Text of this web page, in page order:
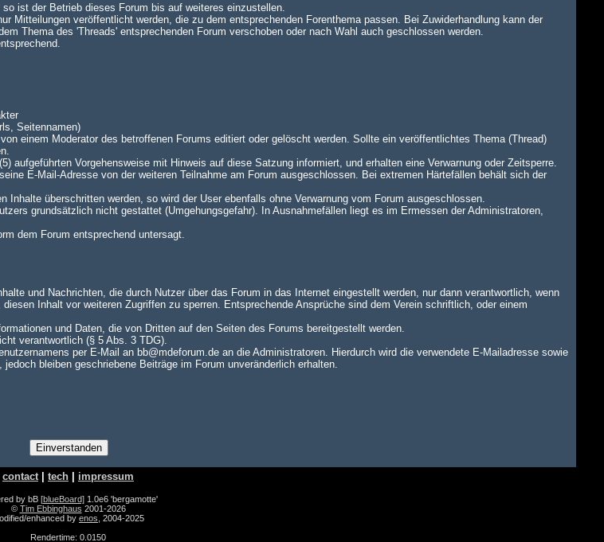
ist der Betrieb dieses Forum bis auf weiteres einzustellen.
Mitteilungen veröffentlicht werden, die zu dem entsprechenden Forenthema passen. Bei Zuwiderhandlung kann der
Thema des 'Threads' entsprechenden Forum verschoben oder nach Wahl auch geschlossen werden.
Seitennamen)
einem Moderator des betroffenen Forums editiert oder gelöscht werden. Sollte ein veröffentlichtes Thema (Thread)
Vorgehensweise mit Hinweis auf diese Satzung informiert, und erhalten eine Verwarnung oder Zeitsperre.
E-Mail-Adresse von der weiteren Teilnahme am Forum ausgeschlossen. Bei extremen Härtefällen behält sich der
überschritten werden, so wird der User ebenfalls ohne Verwarnung vom Forum ausgeschlossen.
grundsätzlich nicht gestattet (Umgehungsgefahr). In Ausnahmefällen liegt es im Ermessen der Administratoren,
dem Forum entsprechend untersagt.
und Nachrichten, die durch Nutzer über das Forum in das Internet eingestellt werden, nur dann verantwortlich, wenn
Inhalt vor weiteren Zugriffen zu sperren. Entsprechende Ansprüche sind dem Verein schriftlich, oder einem
und Daten, die von Dritten auf den Seiten des Forums bereitgestellt werden.
verantwortlich (§ 5 Abs. 3 TDG).
per E-Mail an bb@mdeforum.de an die Administratoren. Hierdurch wird die verwendete E-Mailadresse sowie
bleiben geschriebene Beiträge im Forum unveränderlich erhalten.
contact| tech impressum
by bB [blueBoard] 1.0e6 'bergamotte'
© Tim Ebbinghaus 2001-2026
enhanced by enos , 2004-2025
Rendertime: 0.0150